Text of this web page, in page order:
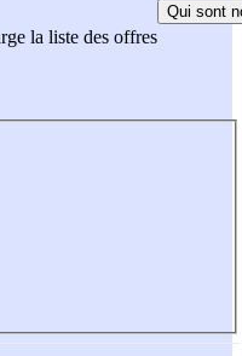
la liste des offres
Qui sont